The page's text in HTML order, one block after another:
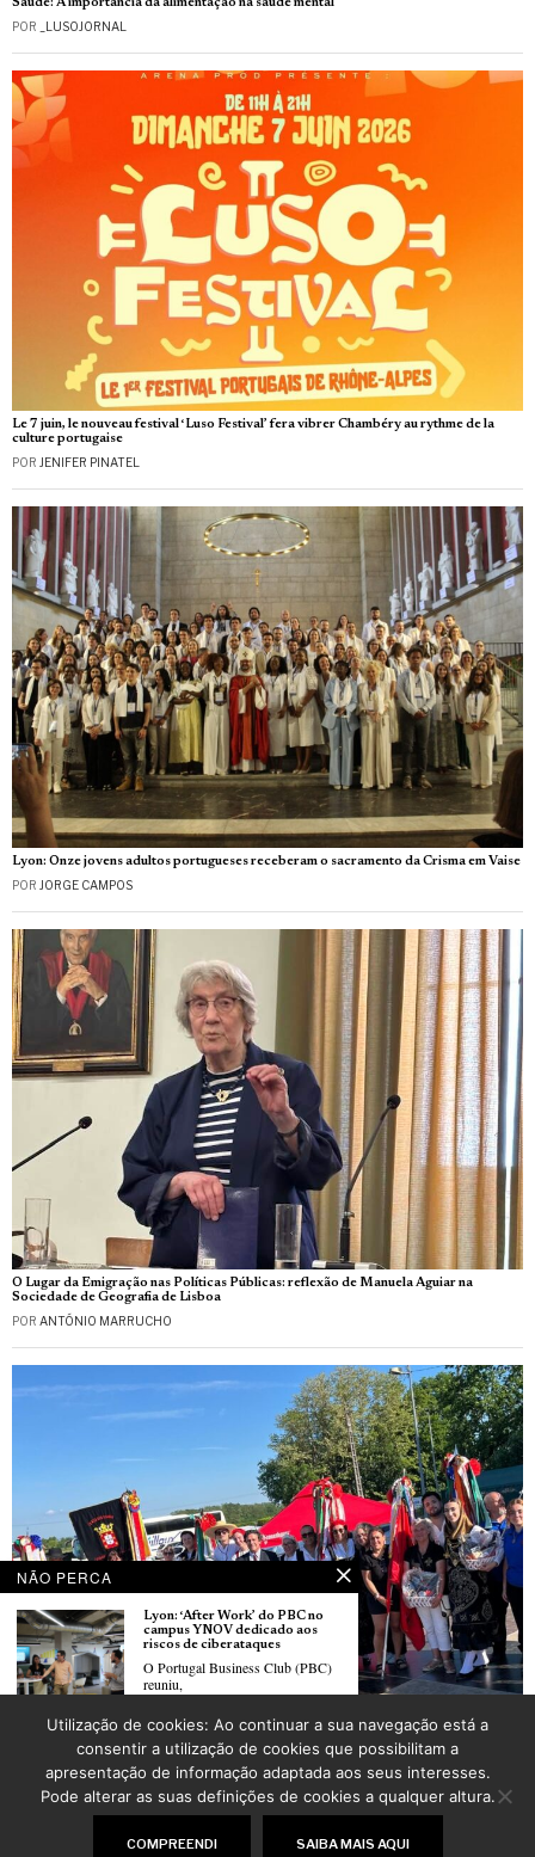
Saúde: A importância da alimentação na saúde mental
POR _LUSOJORNAL
Le 7 juin, le nouveau festival ‘Luso Festival’ fera vibrer Chambéry au rythme de la
culture portugaise
POR JENIFER PINATEL
Lyon: Onze jovens adultos portugueses receberam o sacramento da Crisma em Vaise
POR JORGE CAMPOS
O Lugar da Emigração nas Políticas Públicas: reflexão de Manuela Aguiar na
Sociedade de Geografia de Lisboa
POR ANTÓNIO MARRUCHO
Festival de folclore português em Oberhausbergen organizado pela Associação
folclórica portuguesa “Saudades de Portugal” de Strasbourg
_LUSOJORNAL
©2026LusoJornal | Todos os direitos reservados
NÃO PERCA
Lyon: ‘After Work’ do PBC no
campus YNOV dedicado aos
riscos de ciberataques
O Portugal Business Club (PBC)
reuniu,
Trois talents d’origine portugaise
distingués dans le classement
Choiseul Hauts-de-France
Le classement Institut Choiseul
Utilização de cookies: Ao continuar a sua navegação está a
consentir a utilização de cookies que possibilitam a
apresentação de informação adaptada aos seus interesses.
Pode alterar as suas definições de cookies a qualquer altura.
COMPREENDI SAIBA MAIS AQUI